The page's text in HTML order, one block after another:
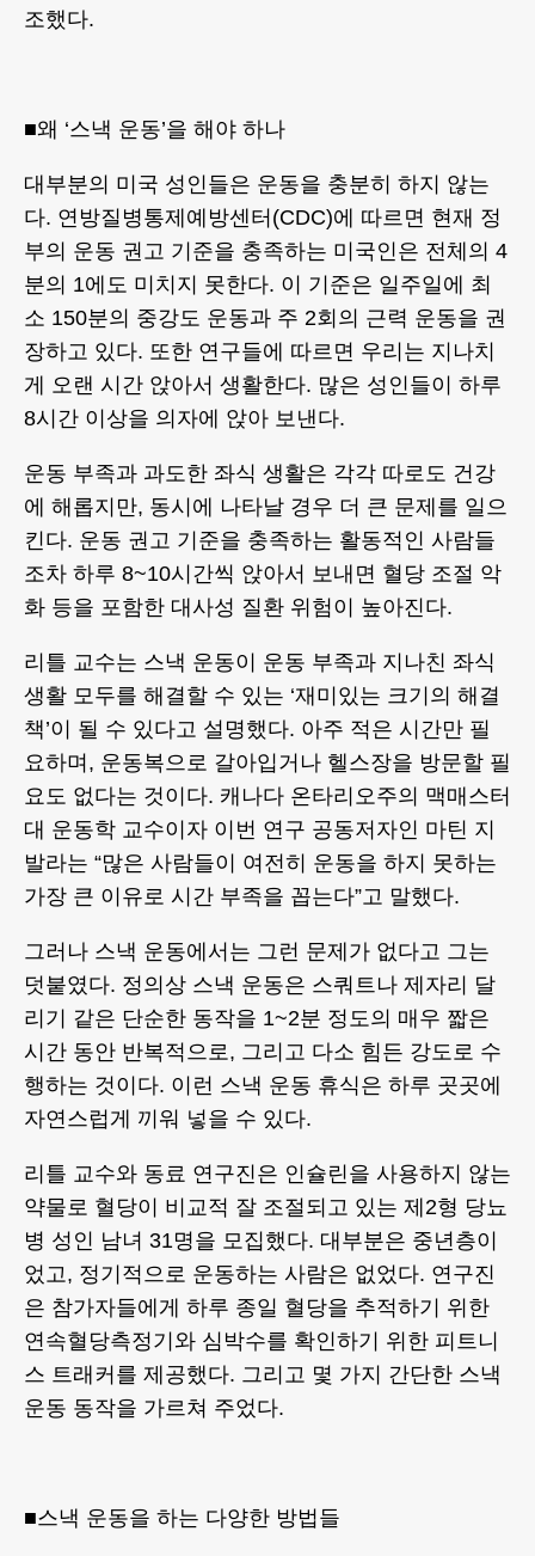
조했다.
■왜 ‘스낵 운동’을 해야 하나
대부분의 미국 성인들은 운동을 충분히 하지 않는
다. 연방질병통제예방센터(CDC)에 따르면 현재 정
부의 운동 권고 기준을 충족하는 미국인은 전체의 4
분의 1에도 미치지 못한다. 이 기준은 일주일에 최
소 150분의 중강도 운동과 주 2회의 근력 운동을 권
장하고 있다. 또한 연구들에 따르면 우리는 지나치
게 오랜 시간 앉아서 생활한다. 많은 성인들이 하루
8시간 이상을 의자에 앉아 보낸다.
운동 부족과 과도한 좌식 생활은 각각 따로도 건강
에 해롭지만, 동시에 나타날 경우 더 큰 문제를 일으
킨다. 운동 권고 기준을 충족하는 활동적인 사람들
조차 하루 8~10시간씩 앉아서 보내면 혈당 조절 악
화 등을 포함한 대사성 질환 위험이 높아진다.
리틀 교수는 스낵 운동이 운동 부족과 지나친 좌식
생활 모두를 해결할 수 있는 ‘재미있는 크기의 해결
책’이 될 수 있다고 설명했다. 아주 적은 시간만 필
요하며, 운동복으로 갈아입거나 헬스장을 방문할 필
요도 없다는 것이다. 캐나다 온타리오주의 맥매스터
대 운동학 교수이자 이번 연구 공동저자인 마틴 지
발라는 “많은 사람들이 여전히 운동을 하지 못하는
가장 큰 이유로 시간 부족을 꼽는다”고 말했다.
그러나 스낵 운동에서는 그런 문제가 없다고 그는
덧붙였다. 정의상 스낵 운동은 스쿼트나 제자리 달
리기 같은 단순한 동작을 1~2분 정도의 매우 짧은
시간 동안 반복적으로, 그리고 다소 힘든 강도로 수
행하는 것이다. 이런 스낵 운동 휴식은 하루 곳곳에
자연스럽게 끼워 넣을 수 있다.
리틀 교수와 동료 연구진은 인슐린을 사용하지 않는
약물로 혈당이 비교적 잘 조절되고 있는 제2형 당뇨
병 성인 남녀 31명을 모집했다. 대부분은 중년층이
었고, 정기적으로 운동하는 사람은 없었다. 연구진
은 참가자들에게 하루 종일 혈당을 추적하기 위한
연속혈당측정기와 심박수를 확인하기 위한 피트니
스 트래커를 제공했다. 그리고 몇 가지 간단한 스낵
운동 동작을 가르쳐 주었다.
■스낵 운동을 하는 다양한 방법들